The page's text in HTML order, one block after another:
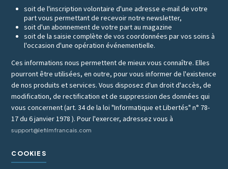
soit de l'inscription volontaire d'une adresse e-mail de votre
part vous permettant de recevoir notre newsletter,
soit d'un abonnement de votre part au magazine
soit de la saisie complète de vos coordonnées par vos soins à
l'occasion d'une opération événementielle.
Ces informations nous permettent de mieux vous connaître. Elles
pourront être utilisées, en outre, pour vous informer de l'existence
de nos produits et services. Vous disposez d'un droit d'accès, de
modification, de rectification et de suppression des données qui
vous concernent (art. 34 de la loi "Informatique et Libertés" n° 78-
17 du 6 janvier 1978 ). Pour l'exercer, adressez vous à
support@lefilmfrancais.com
COOKIES